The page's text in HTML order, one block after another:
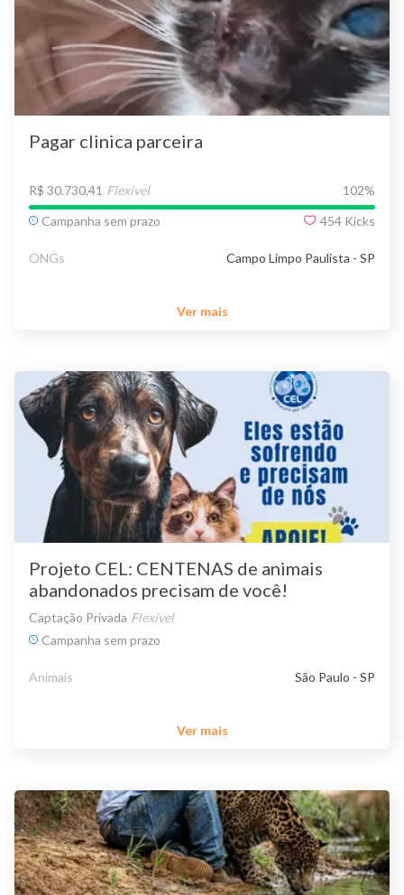
Pagar clinica parceira
R$ 30.730,41 Flexível 102%
Campanha sem prazo
454 Kicks
ONGs Campo Limpo Paulista - SP
Ver mais
Projeto CEL: CENTENAS de animais
abandonados precisam de você!
Captação Privada Flexível
Campanha sem prazo
Animais São Paulo - SP
Ver mais